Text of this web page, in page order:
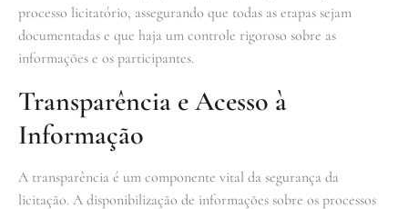
processo licitatório, assegurando que todas as etapas sejam
documentadas e que haja um controle rigoroso sobre as
informações e os participantes.
Transparência e Acesso à
Informação
A transparência é um componente vital da segurança da
licitação. A disponibilização de informações sobre os processos